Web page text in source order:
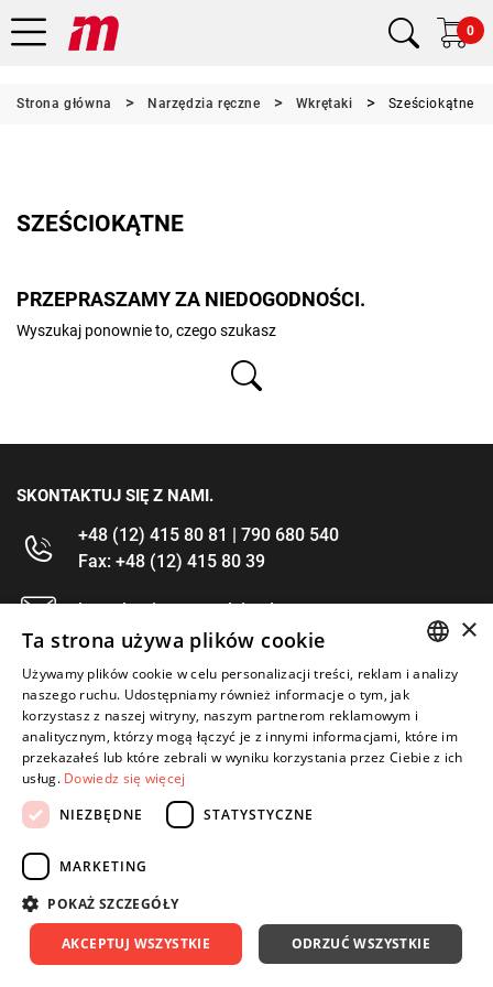
0
Strona główna Narzędzia ręczne Wkrętaki Sześciokątne
SZEŚCIOKĄTNE
PRZEPRASZAMY ZA NIEDOGODNOŚCI.
Wyszukaj ponownie to, czego szukasz
SKONTAKTUJ SIĘ Z NAMI.
+48 (12) 415 80 81 | 790 680 540
Fax: +48 (12) 415 80 39
kontakt@im-narzedzia.pl
INFORMACJE
OFERTA
MOJE KONTO
OBSERWUJ NAS
Copyright 2026: IM Kraków Created by: Waynet
ENGLISH
×
Ta strona używa plików cookie
Używamy plików cookie w celu personalizacji treści, reklam i analizy
naszego ruchu. Udostępniamy również informacje o tym, jak
korzystasz z naszej witryny, naszym partnerom reklamowym i
analitycznym, którzy mogą łączyć je z innymi informacjami, które im
przekazałeś lub które zebrali w wyniku korzystania przez Ciebie z ich
usług. Dowiedz się więcej
NIEZBĘDNE
STATYSTYCZNE
MARKETING
POKAŻ SZCZEGÓŁY
AKCEPTUJ WSZYSTKIE ODRZUĆ WSZYSTKIE